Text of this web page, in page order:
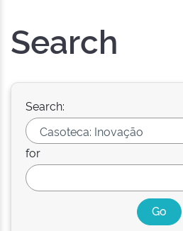
Search
Search:
for